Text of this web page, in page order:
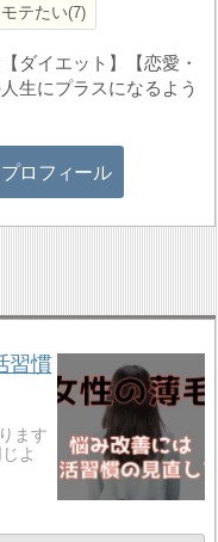
モテたい 7
ダイエット】【恋愛・
生にプラスになるよう
プロフィール
習慣
ます
よ